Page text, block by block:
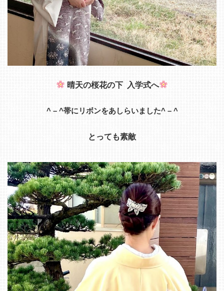
晴天の桜花の下 入学式へ
^ – ^帯にリボンをあしらいました^ – ^
とっても素敵